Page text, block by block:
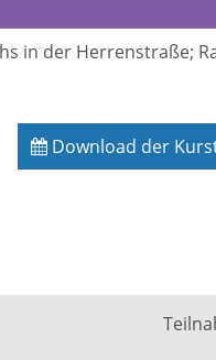
in der Herrenstraße;
Download der